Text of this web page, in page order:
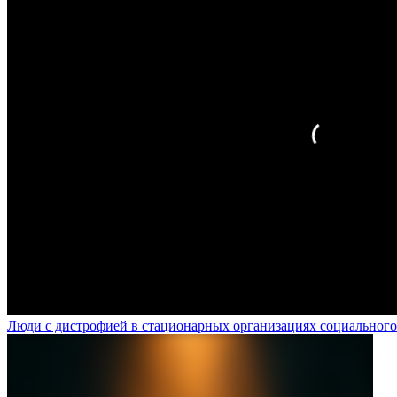
Люди с дистрофией в стационарных организациях